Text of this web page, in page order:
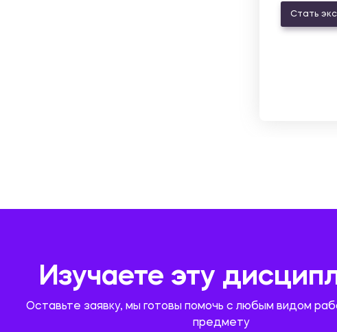
Стать
Изучаете эту
Оставьте заявку, мы готовы помочь с любым видом
предмету